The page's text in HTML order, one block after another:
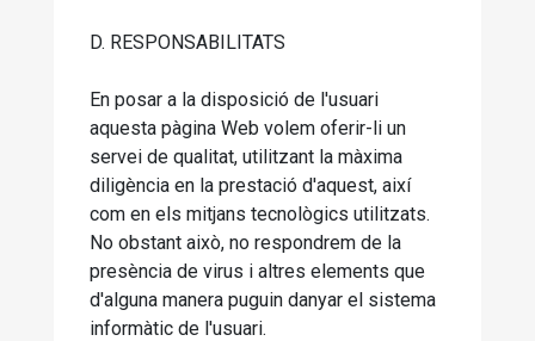
D. RESPONSABILITATS
En posar a la disposició de l'usuari
aquesta pàgina Web volem oferir-li un
servei de qualitat, utilitzant la màxima
diligència en la prestació d'aquest, així
com en els mitjans tecnològics utilitzats.
No obstant això, no respondrem de la
presència de virus i altres elements que
d'alguna manera puguin danyar el sistema
informàtic de l'usuari.